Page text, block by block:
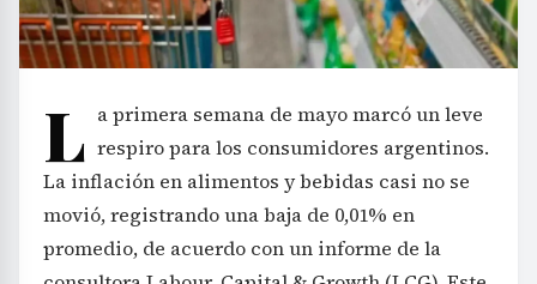
L a primera semana de mayo marcó un leve
respiro para los consumidores argentinos.
La inflación en alimentos y bebidas casi no se
movió, registrando una baja de 0,01% en
promedio, de acuerdo con un informe de la